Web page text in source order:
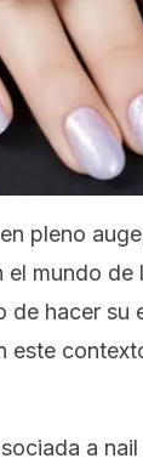
pleno
el mundo
de hacer su
a